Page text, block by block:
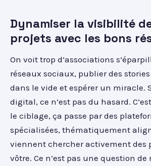
Dynamiser la visibilité
projets avec les bons
On voit trop d’associations
réseaux sociaux, publier des
dans le vide et espérer un miracle.
digital, ce n’est pas du hasard.
le ciblage, ça passe par des
spécialisées, thématiquement
viennent chercher activement des
vôtre. Ce n’est pas une question de